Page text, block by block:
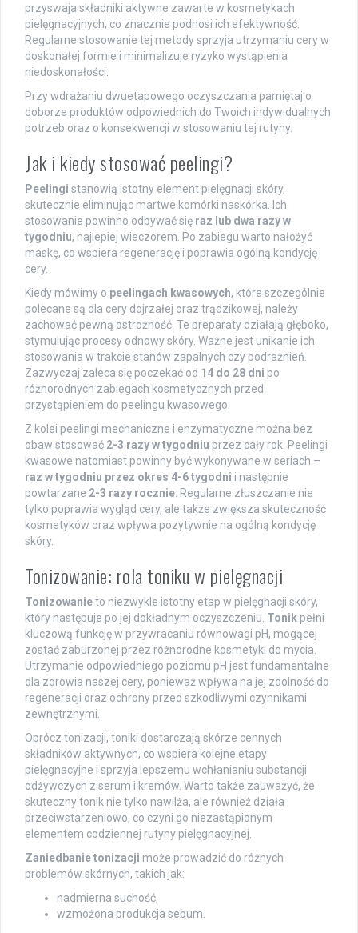
przyswaja składniki aktywne zawarte w kosmetykach
pielęgnacyjnych, co znacznie podnosi ich efektywność.
Regularne stosowanie tej metody sprzyja utrzymaniu cery w
doskonałej formie i minimalizuje ryzyko wystąpienia
niedoskonałości.
Przy wdrażaniu dwuetapowego oczyszczania pamiętaj o
doborze produktów odpowiednich do Twoich indywidualnych
potrzeb oraz o konsekwencji w stosowaniu tej rutyny.
Jak i kiedy stosować peelingi?
Peelingi stanowią istotny element pielęgnacji skóry,
skutecznie eliminując martwe komórki naskórka. Ich
stosowanie powinno odbywać się raz lub dwa razy w
tygodniu, najlepiej wieczorem. Po zabiegu warto nałożyć
maskę, co wspiera regenerację i poprawia ogólną kondycję
cery.
Kiedy mówimy o peelingach kwasowych, które szczególnie
polecane są dla cery dojrzałej oraz trądzikowej, należy
zachować pewną ostrożność. Te preparaty działają głęboko,
stymulując procesy odnowy skóry. Ważne jest unikanie ich
stosowania w trakcie stanów zapalnych czy podrażnień.
Zazwyczaj zaleca się poczekać od 14 do 28 dni po
różnorodnych zabiegach kosmetycznych przed
przystąpieniem do peelingu kwasowego.
Z kolei peelingi mechaniczne i enzymatyczne można bez
obaw stosować 2-3 razy w tygodniu przez cały rok. Peelingi
kwasowe natomiast powinny być wykonywane w seriach –
raz w tygodniu przez okres 4-6 tygodni i następnie
powtarzane 2-3 razy rocznie. Regularne złuszczanie nie
tylko poprawia wygląd cery, ale także zwiększa skuteczność
kosmetyków oraz wpływa pozytywnie na ogólną kondycję
skóry.
Tonizowanie: rola toniku w pielęgnacji
Tonizowanieto niezwykle istotny etap w pielęgnacji skóry,
który następuje po jej dokładnym oczyszczeniu. Tonik pełni
kluczową funkcję w przywracaniu równowagi pH, mogącej
zostać zaburzonej przez różnorodne kosmetyki do mycia.
Utrzymanie odpowiedniego poziomu pH jest fundamentalne
dla zdrowia naszej cery, ponieważ wpływa na jej zdolność do
regeneracji oraz ochrony przed szkodliwymi czynnikami
zewnętrznymi.
Oprócz tonizacji, toniki dostarczają skórze cennych
składników aktywnych, co wspiera kolejne etapy
pielęgnacyjne i sprzyja lepszemu wchłanianiu substancji
odżywczych z serum i kremów. Warto także zauważyć, że
skuteczny tonik nie tylko nawilża, ale również działa
przeciwstarzeniowo, co czyni go niezastąpionym
elementem codziennej rutyny pielęgnacyjnej.
Zaniedbanie tonizacji może prowadzić do różnych
problemów skórnych, takich jak:
nadmierna suchość,
wzmożona produkcja sebum.